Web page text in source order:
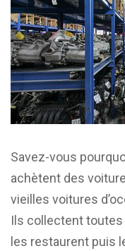
Savez-vous
achètent des
vieilles voitures
Ils collectent
les restaurent puis